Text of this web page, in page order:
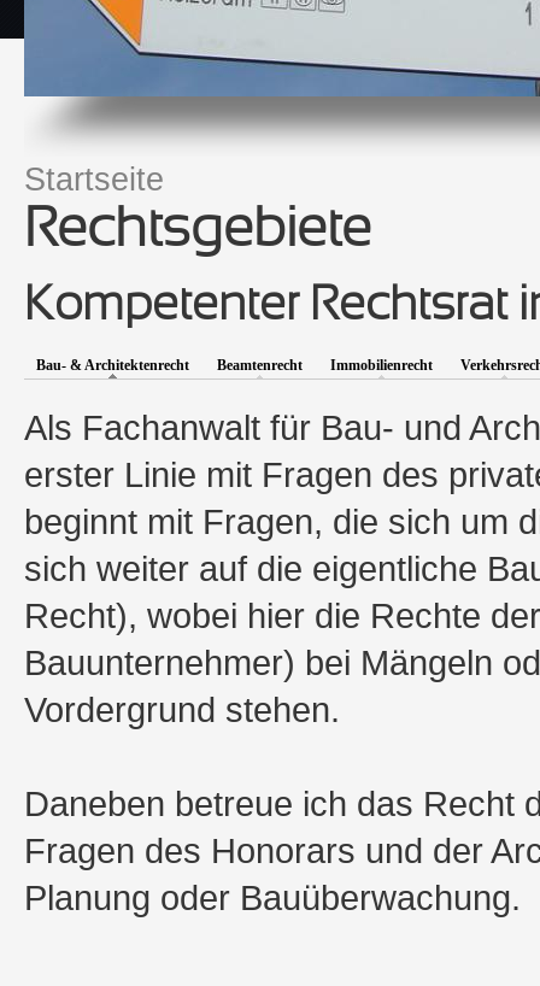
Sie sind hier
Startseite
Rechtsgebiete
Kompetenter Rechtsrat
Bau- & Architektenrecht Beamtenrecht Immobilienrecht
Als Fachanwalt für Bau- und
erster Linie mit Fragen des
beginnt mit Fragen, die sich um
sich weiter auf die eigentliche
Recht), wobei hier die Rechte
Bauunternehmer) bei Mängeln
Vordergrund stehen.
Daneben betreue ich das Recht
Fragen des Honorars und der
Planung oder Bauüberwachung.